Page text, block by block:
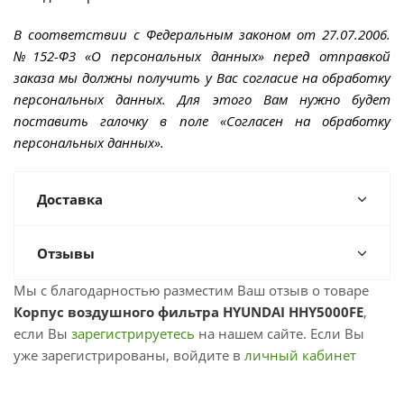
В соответствии с Федеральным законом от 27.07.2006.
№152-ФЗ «О персональных данных» перед отправкой
заказа мы должны получить у Вас согласие на обработку
персональных данных. Для этого Вам нужно будет
поставить галочку в поле «Согласен на обработку
персональных данных».
Доставка
Отзывы
Мы с благодарностью разместим Ваш отзыв о товаре
Корпус воздушного фильтра HYUNDAI HHY5000FE,
если Вы зарегистрируетесь на нашем сайте. Если Вы
уже зарегистрированы, войдите в личный кабинет